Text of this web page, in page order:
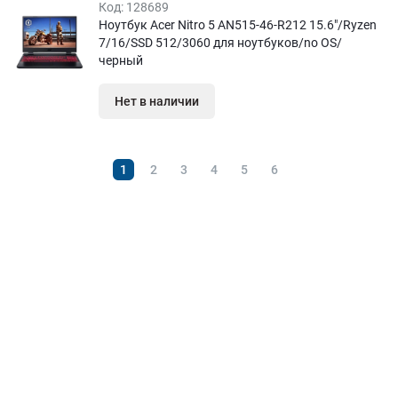
Код: 128689
Ноутбук Acer Nitro 5 AN515-46-R212 15.6″/Ryzen
7/16/SSD 512/3060 для ноутбуков/no OS/
черный
Нет в наличии
1 2 3 4 5 6